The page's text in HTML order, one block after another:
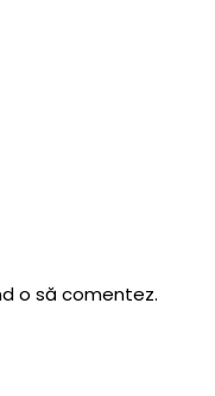
o să comentez.